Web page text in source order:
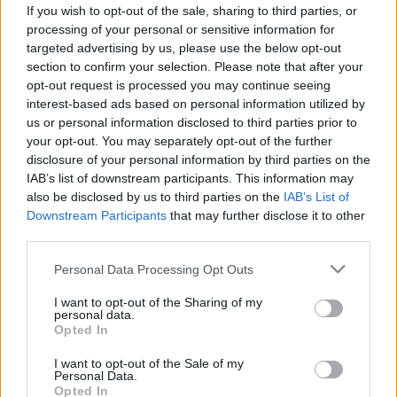
If you wish to opt-out of the sale, sharing to third parties, or
processing of your personal or sensitive information for
targeted advertising by us, please use the below opt-out
section to confirm your selection. Please note that after your
opt-out request is processed you may continue seeing
interest-based ads based on personal information utilized by
us or personal information disclosed to third parties prior to
your opt-out. You may separately opt-out of the further
disclosure of your personal information by third parties on the
IAB’s list of downstream participants. This information may
also be disclosed by us to third parties on the IAB’s List of
Downstream Participants that may further disclose it to other
Please note that this website/app uses one or more Google
not limited to your visit or usage behaviour. You may click to
grant or deny consent to Google and its third-party tags to
use your data for below specified purposes in below Google
consent section.
Personal Data Processing Opt Outs
I want to opt-out of the Sharing of my
personal data.
Opted In
I want to opt-out of the Sale of my
Personal Data.
Opted In
okozza